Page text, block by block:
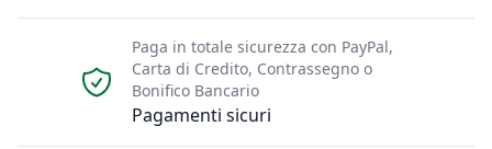
Pagamenti sicuri
Paga in totale sicurezza con PayPal,
Carta di Credito, Contrassegno o
Bonifico Bancario